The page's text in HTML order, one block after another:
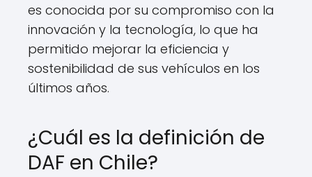
es conocida por su compromiso con la
innovación y la tecnología, lo que ha
permitido mejorar la eficiencia y
sostenibilidad de sus vehículos en los
últimos años.
¿Cuál es la definición de
DAF en Chile?